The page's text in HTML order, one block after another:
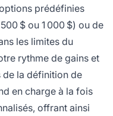
prédéfinies
$ ou 1 000 $) ou de
les limites du
rythme de gains et
la définition de
en charge à la fois
offrant ainsi